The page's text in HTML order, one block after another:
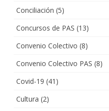
Conciliación (5)
Concursos de PAS (13)
Convenio Colectivo (8)
Convenio Colectivo PAS (8)
Covid-19 (41)
Cultura (2)